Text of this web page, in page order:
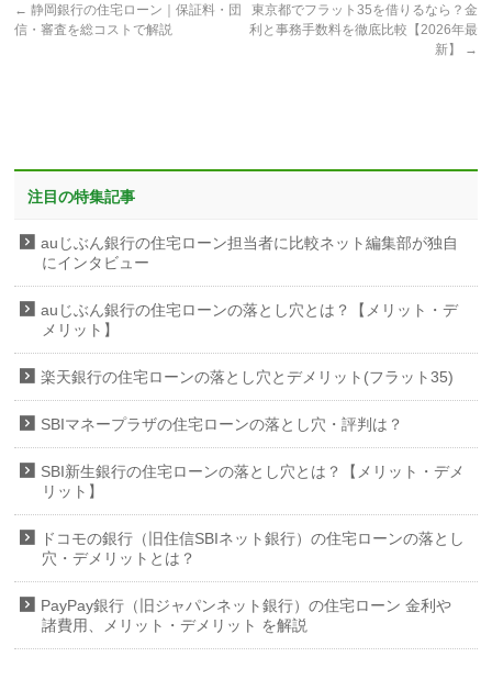
← 静岡銀行の住宅ローン｜保証料・団
信・審査を総コストで解説
東京都でフラット35を借りるなら？金
利と事務手数料を徹底比較【2026年最
新】
→
注目の特集記事
auじぶん銀行の住宅ローン担当者に比較ネット編集部が独自
にインタビュー
auじぶん銀行の住宅ローンの落とし穴とは？【メリット・デ
メリット】
楽天銀行の住宅ローンの落とし穴とデメリット(フラット35)
SBIマネープラザの住宅ローンの落とし穴・評判は？
SBI新生銀行の住宅ローンの落とし穴とは？【メリット・デメ
リット】
ドコモの銀行（旧住信SBIネット銀行）の住宅ローンの落とし
穴・デメリットとは？
PayPay銀行（旧ジャパンネット銀行）の住宅ローン 金利や
諸費用、メリット・デメリット を解説